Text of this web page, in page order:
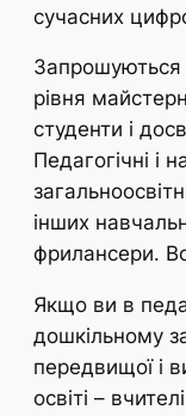
сучасних
Запрошуються
рівня
студенти і
Педагогічні і
інших
фрилансери.
Якщо ви в
дошкільному
передвищої і
освіті –